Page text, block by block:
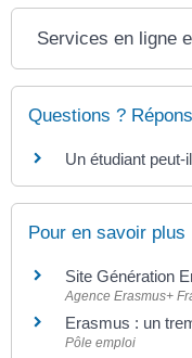
Services en ligne
Questions ?
Un étudiant
Pour en savoir plus
Site Génération
Agence Erasmus+
Erasmus : un
Pôle emploi